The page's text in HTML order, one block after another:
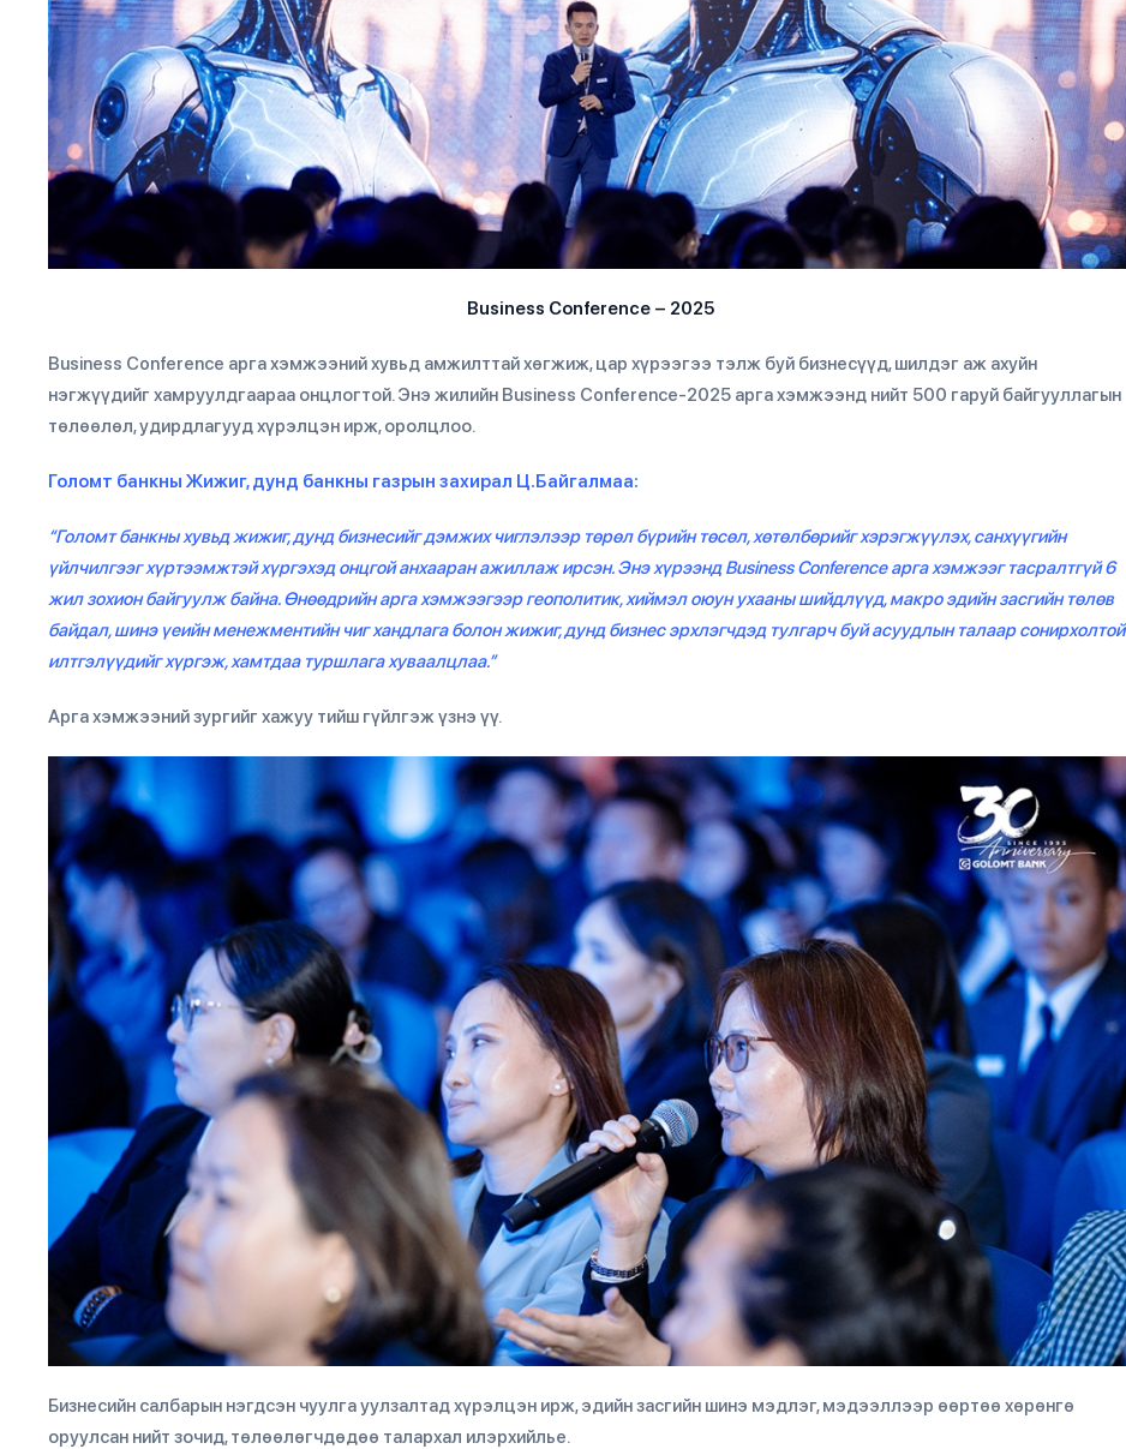
Business Conference – 2025
Business Conference арга хэмжээний хувьд амжилттай хөгжиж, цар хүрээгээ тэлж буй бизнесүүд, шилдэг аж ахуйн
нэгжүүдийг хамруулдгаараа онцлогтой. Энэ жилийн Business Conference-2025 арга хэмжээнд нийт 500 гаруй байгууллагын
төлөөлөл, удирдлагууд хүрэлцэн ирж, оролцлоо.
Голомт банкны Жижиг, дунд банкны газрын захирал Ц.Байгалмаа:
“Голомт банкны хувьд жижиг, дунд бизнесийг дэмжих чиглэлээр төрөл бүрийн төсөл, хөтөлбөрийг хэрэгжүүлэх, санхүүгийн
үйлчилгээг хүртээмжтэй хүргэхэд онцгой анхааран ажиллаж ирсэн. Энэ хүрээнд Business Conference арга хэмжээг тасралтгүй 6
жил зохион байгуулж байна. Өнөөдрийн арга хэмжээгээр геополитик, хиймэл оюун ухааны шийдлүүд, макро эдийн засгийн төлөв
байдал, шинэ үеийн менежментийн чиг хандлага болон жижиг, дунд бизнес эрхлэгчдэд тулгарч буй асуудлын талаар сонирхолтой
илтгэлүүдийг хүргэж, хамтдаа туршлага хуваалцлаа.”
Арга хэмжээний зургийг хажуу тийш гүйлгэж үзнэ үү.
Бизнесийн салбарын нэгдсэн чуулга уулзалтад хүрэлцэн ирж, эдийн засгийн шинэ мэдлэг, мэдээллээр өөртөө хөрөнгө
оруулсан нийт зочид, төлөөлөгчдөдөө талархал илэрхийлье.